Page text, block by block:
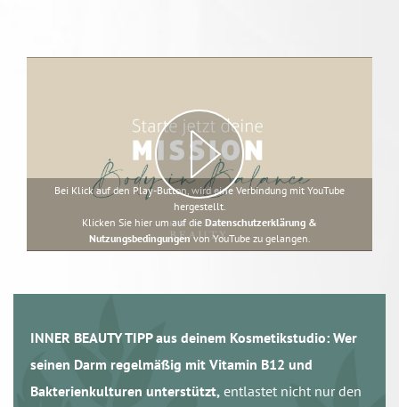
Bei Klick auf den Play-Button, wird eine Verbindung mit YouTube
hergestellt.
Klicken Sie hier um auf die Datenschutzerklärung &
Nutzungsbedingungenvon YouTube zu gelangen.
INNER BEAUTY TIPP aus deinem Kosmetikstudio: Wer
seinen Darm regelmäßig mit Vitamin B12 und
Bakterienkulturen unterstützt,entlastet nicht nur den